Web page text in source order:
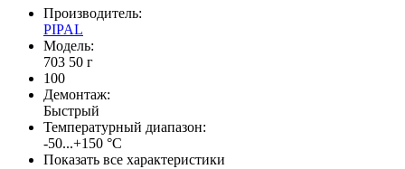
Производитель:
PIPAL
Модель:
703 50 г
100
Демонтаж:
Быстрый
Температурный диапазон:
-50...+150 °С
Показать все характеристики